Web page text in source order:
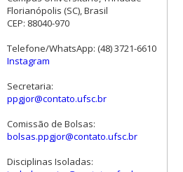
Florianópolis (SC), Brasil
CEP: 88040-970
Telefone/WhatsApp: (48) 3721-6610
Instagram
Secretaria:
ppgjor@contato.ufsc.br
Comissão de Bolsas:
bolsas.ppgjor@contato.ufsc.br
Disciplinas Isoladas: